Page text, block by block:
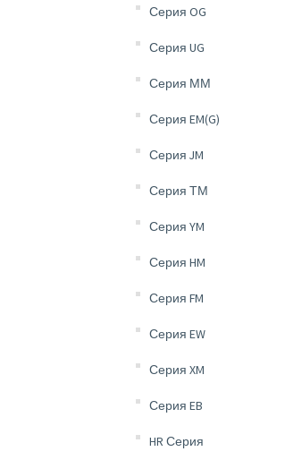
Серия OG
Серия UG
Серия ММ
Серия EM(G)
Серия JM
Серия ТМ
Серия YM
Серия HM
Серия FM
Серия EW
Серия XM
Серия EB
HR Серия